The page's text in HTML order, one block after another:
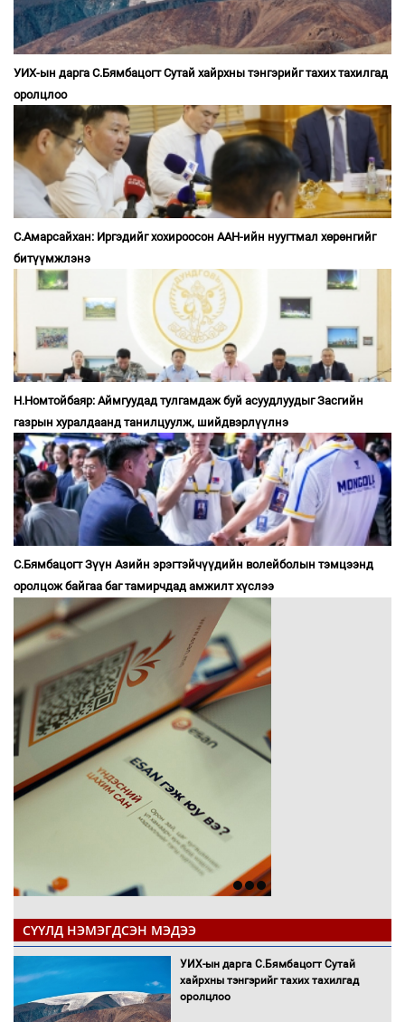
УИХ-ын дарга С.Бямбацогт Сутай хайрхны тэнгэрийг тахих тахилгад
оролцлоо
С.Амарсайхан: Иргэдийг хохироосон ААН-ийн нуугтмал хөрөнгийг
битүүмжлэнэ
Н.Номтойбаяр: Аймгуудад тулгамдаж буй асуудлуудыг Засгийн
газрын хуралдаанд танилцуулж, шийдвэрлүүлнэ
С.Бямбацогт Зүүн Азийн эрэгтэйчүүдийн волейболын тэмцээнд
оролцож байгаа баг тамирчдад амжилт хүслээ
СҮҮЛД НЭМЭГДСЭН МЭДЭЭ
УИХ-ын дарга С.Бямбацогт Сутай
хайрхны тэнгэрийг тахих тахилгад
оролцлоо